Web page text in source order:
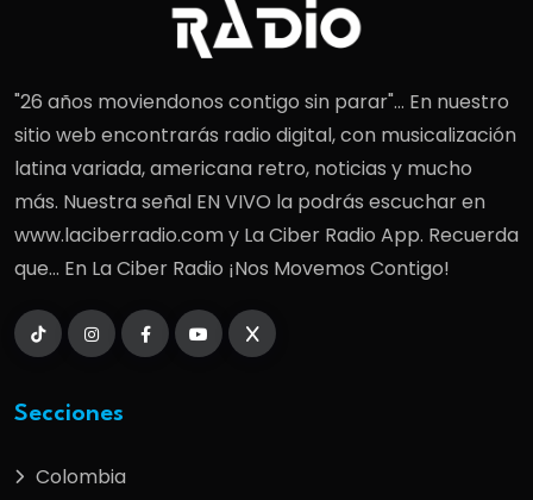
"26 años moviendonos contigo sin parar"... En nuestro
sitio web encontrarás radio digital, con musicalización
latina variada, americana retro, noticias y mucho
más. Nuestra señal EN VIVO la podrás escuchar en
www.laciberradio.com y La Ciber Radio App. Recuerda
que... En La Ciber Radio ¡Nos Movemos Contigo!
Secciones
Colombia